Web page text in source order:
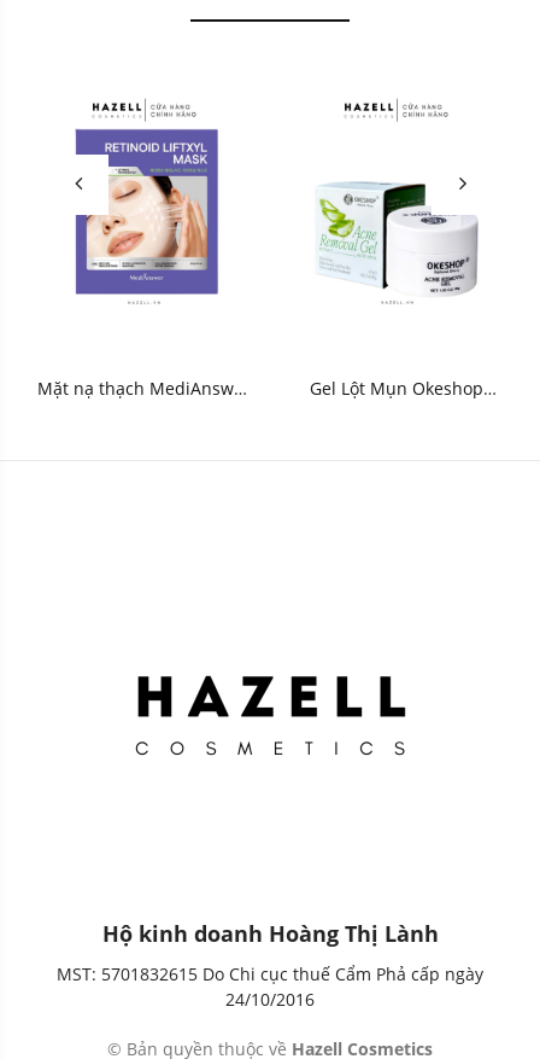
Mặt nạ thạch MediAnswer
Gel Lột Mụn Okeshop
Hộ kinh doanh Hoàng Thị Lành
MST: 5701832615 Do Chi cục thuế Cẩm Phả cấp ngày
24/10/2016
© Bản quyền thuộc về Hazell Cosmetics